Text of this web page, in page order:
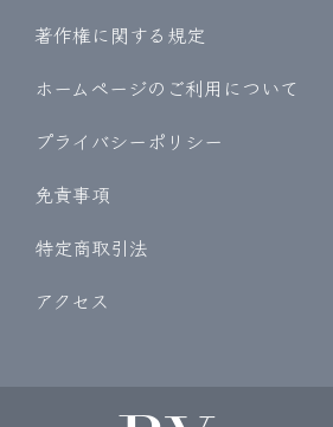
著作権に関する規定
ホームページのご利用について
プライバシーポリシー
免責事項
特定商取引法
アクセス